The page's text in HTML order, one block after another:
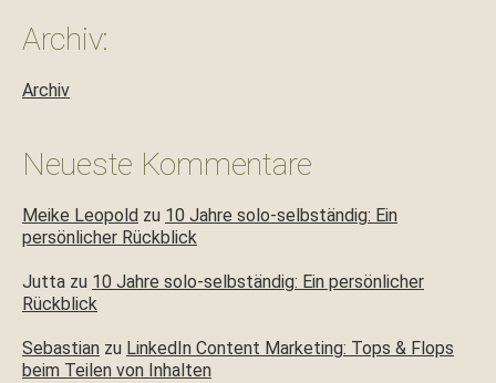
Archiv:
Archiv
Neueste Kommentare
Meike Leopold zu 10 Jahre solo-selbständig: Ein
persönlicher Rückblick
Jutta zu 10 Jahre solo-selbständig: Ein persönlicher
Rückblick
Sebastian zu LinkedIn Content Marketing: Tops & Flops
beim Teilen von Inhalten